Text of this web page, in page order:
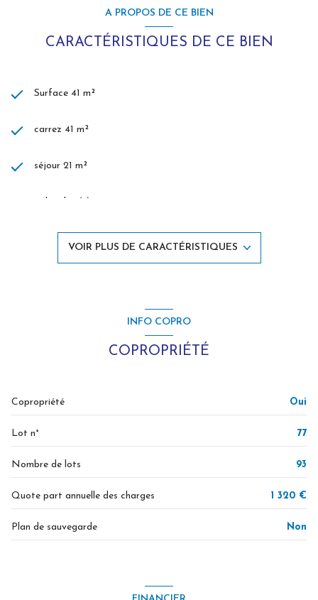
A PROPOS DE CE BIEN
CARACTÉRISTIQUES DE CE BIEN
Surface 41 m²
carrez 41 m²
séjour 21 m²
1 chambre(s)
Chauffage individuel : radiateur (electrique)
4 étage(s)
terrasse
VOIR PLUS DE CARACTÉRISTIQUES
INFO COPRO
COPROPRIÉTÉ
Copropriété Oui
Lot n° 77
Nombre de lots 93
Quote part annuelle des charges 1 320 €
Plan de sauvegarde Non